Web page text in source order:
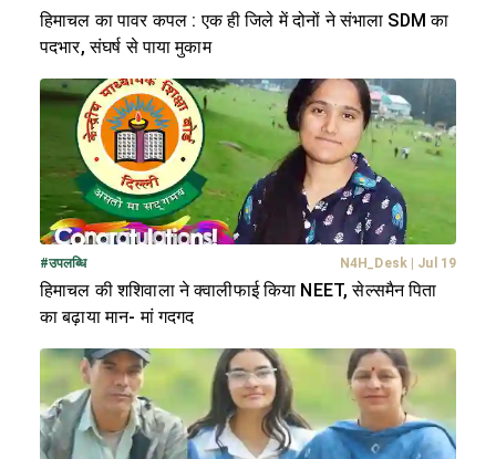
हिमाचल का पावर कपल : एक ही जिले में दोनों ने संभाला SDM का
पदभार, संघर्ष से पाया मुकाम
#उपलब्धि N4H_Desk| Jul 19
हिमाचल की शशिवाला ने क्वालीफाई किया NEET, सेल्समैन पिता
का बढ़ाया मान- मां गदगद